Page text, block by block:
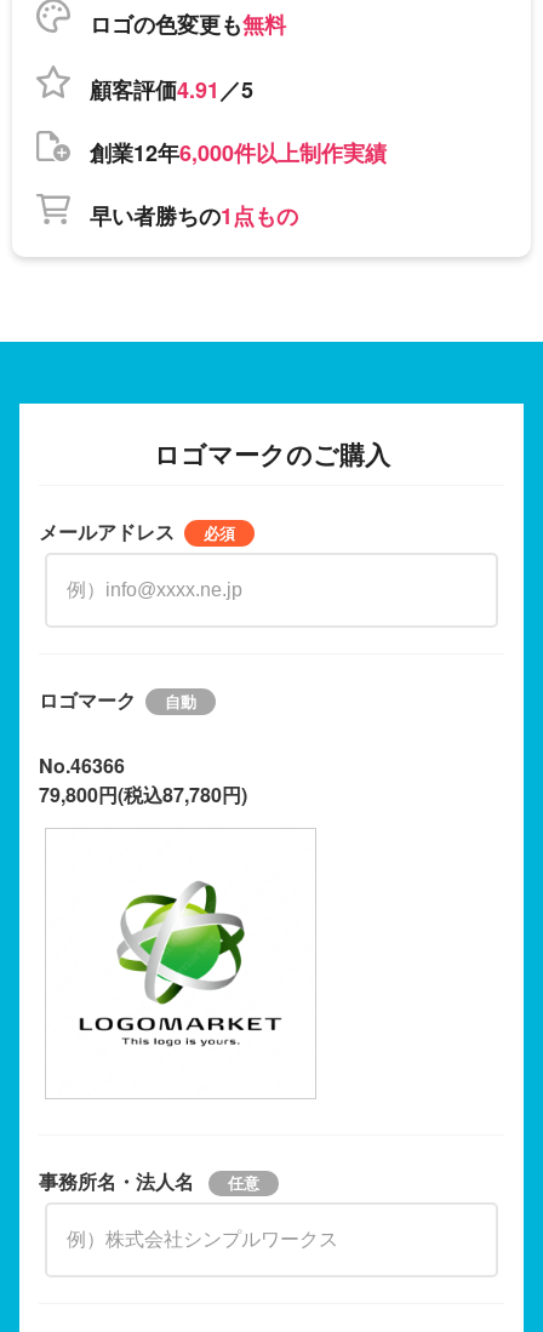
ロゴの色変更も無料
顧客評価4.91／5
創業12年6,000件以上制作実績
早い者勝ちの1点もの
ロゴマークのご購入
メールアドレス
ロゴマーク
No.46366
79,800円(税込87,780円)
事務所名・法人名